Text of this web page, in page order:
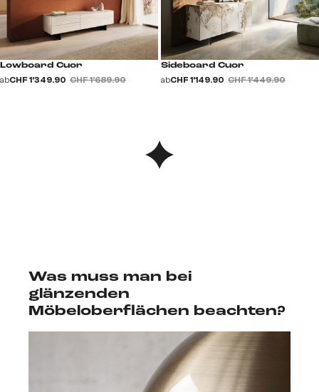
Lowboard Cuor
abCHF 1’349.90 CHF 1’689.90
Sideboard Cuor
abCHF 1’149.90 CHF 1’449.90
Was muss man bei
glänzenden
Möbeloberflächen beachten?